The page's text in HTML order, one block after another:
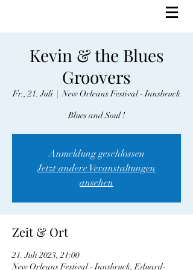
Kevin & the Blues
Groovers
Fr., 21. Juli
  |
New Orleans Festival - Innsbruck
Blues and Soul !
Anmeldung geschlossen
Jetzt andere Veranstaltungen
ansehen
Zeit & Ort
21. Juli 2023, 21:00
New Orleans Festival - Innsbruck, Eduard-